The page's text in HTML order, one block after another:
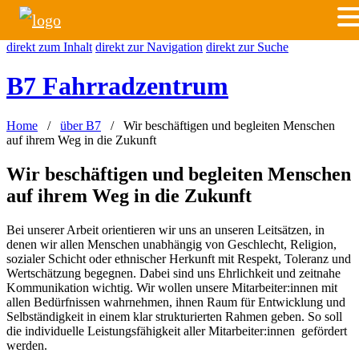
direkt zum Inhalt direkt zur Navigation direkt zur Suche
B7 Fahrradzentrum
Home / über B7 / Wir beschäftigen und begleiten Menschen
auf ihrem Weg in die Zukunft
Wir beschäftigen und begleiten Menschen
auf ihrem Weg in die Zukunft
Bei unserer Arbeit orientieren wir uns an unseren Leitsätzen, in
denen wir allen Menschen unabhängig von Geschlecht, Religion,
sozialer Schicht oder ethnischer Herkunft mit Respekt, Toleranz und
Wertschätzung begegnen. Dabei sind uns Ehrlichkeit und zeitnahe
Kommunikation wichtig. Wir wollen unsere Mitarbeiter:innen mit
allen Bedürfnissen wahrnehmen, ihnen Raum für Entwicklung und
Selbständigkeit in einem klar strukturierten Rahmen geben. So soll
die individuelle Leistungsfähigkeit aller Mitarbeiter:innen gefördert
werden.